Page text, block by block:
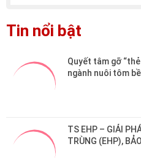
Tin nổi bật
Quyết tâm gỡ “thẻ
ngành nuôi tôm